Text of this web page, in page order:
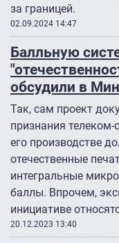
за границей.
02.09.2024 14:47
Балльную
обсудили в
Так, сам проект
признания
его производстве
отечественные
интегральные
баллы. Впрочем,
инициативе
20.12.2023 13:40